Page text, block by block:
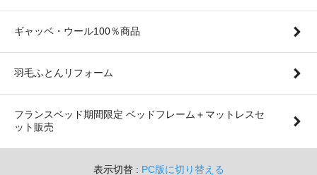
ギャッベ・ウール100％商品
羽毛ふとんリフォーム
フランスベッド期間限定 ベッドフレーム＋マットレスセ
ット販売
表示切替 : PC版に切り替える